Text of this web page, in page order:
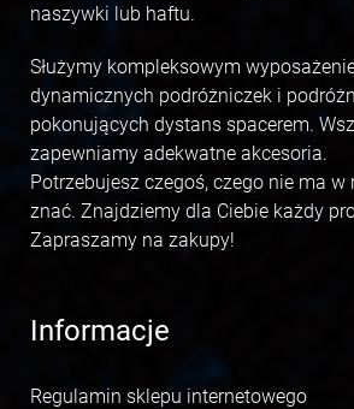
naszywki lub haftu.
Służymy kompleksowym
dynamicznych podróżniczek i
pokonujących dystans spacerem.
zapewniamy adekwatne akcesoria.
Potrzebujesz czegoś, czego nie ma w
znać. Znajdziemy dla Ciebie każdy
Zapraszamy na zakupy!
Informacje
Regulamin sklepu internetowego